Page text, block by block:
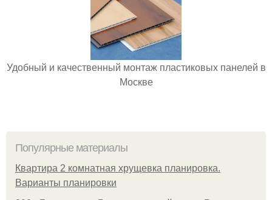
Удобный и качественный монтаж пластиковых панелей в
Москве
Популярные материалы
Квартира 2 комнатная хрущевка планировка.
Варианты планировки